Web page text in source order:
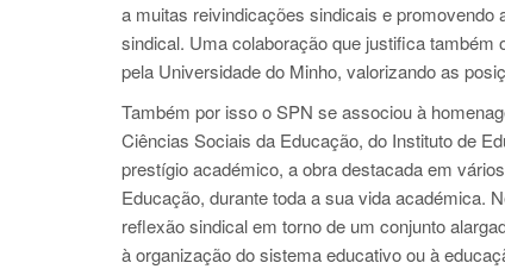
a muitas reivindicações sindicais e
sindical. Uma colaboração que justifica
pela Universidade do Minho, valorizando as
Também por isso o SPN se associou à
Ciências Sociais da Educação, do Instituto de
prestígio académico, a obra destacada em
Educação, durante toda a sua vida académica.
reflexão sindical em torno de um conjunto
à organização do sistema educativo ou à